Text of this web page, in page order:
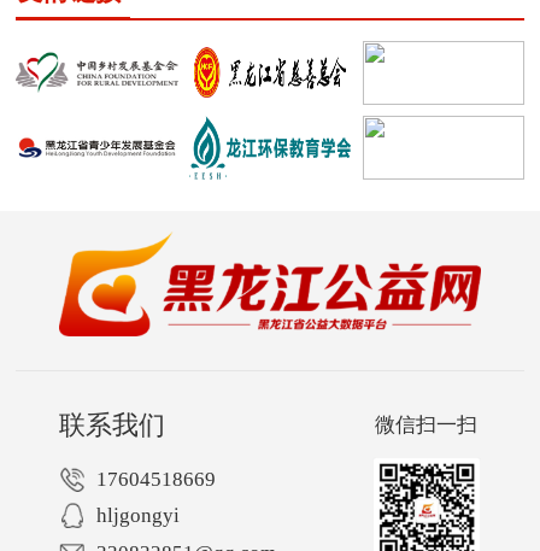
微信扫一扫
联系我们
17604518669
hljgongyi